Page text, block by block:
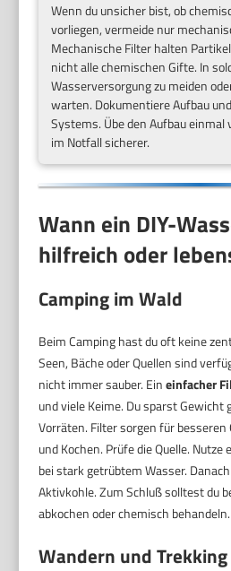
Wenn du unsicher bist, ob
vorliegen, vermeide nur
Mechanische Filter halten
nicht alle chemischen Gifte. In
Wasserversorgung zu meiden
warten. Dokumentiere Aufbau
Systems. Übe den Aufbau einmal
im Notfall sicherer.
Wann ein DIY-
hilfreich oder
Camping im Wald
Beim Camping hast du oft keine
Seen, Bäche oder Quellen sind
nicht immer sauber. Eineinfacher
und viele Keime. Du sparst Gewicht
Vorräten. Filter sorgen für besseren
und Kochen. Prüfe die Quelle.
bei stark getrübtem Wasser.
Aktivkohle. Zum Schluß solltest du
abkochen oder chemisch behandeln.
Wandern und Trekking